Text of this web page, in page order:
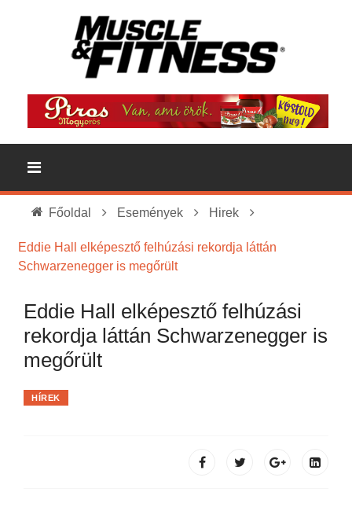
Főoldal Események Hirek
Eddie Hall elképesztő felhúzási rekordja láttán
Schwarzenegger is megőrült
Eddie Hall elképesztő felhúzási
rekordja láttán Schwarzenegger is
megőrült
HÍREK